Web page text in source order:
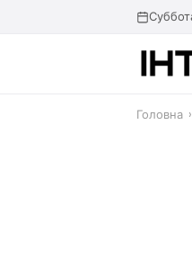
Головна ›